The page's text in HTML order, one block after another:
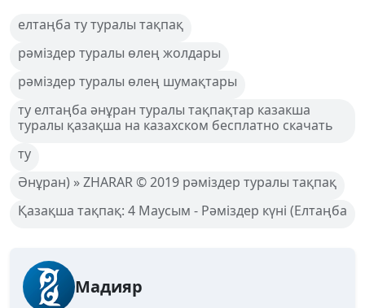
елтаңба ту туралы тақпақ
рәміздер туралы өлең жолдары
рәміздер туралы өлең шумақтары
ту елтаңба әнұран туралы тақпақтар казакша
туралы қазақша на казахском бесплатно скачать
ту
Әнұран) » ZHARAR © 2019 рәміздер туралы тақпақ
Қазақша тақпақ: 4 Маусым - Рәміздер күні (Елтаңба
Мадияр